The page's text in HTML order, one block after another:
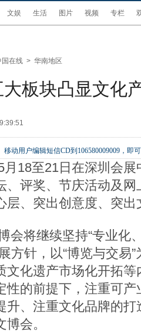
文娱 生活 图片 视频 专栏
国在线 > 华南地区
板块凸显文化
移动用户编辑短信CD到106580009009，即
18至21日在深圳会
、评奖、节庆活动及
层、突出创意度、突
会将继续坚持“专业化
方针，以“博览与交易
文化遗产市场化开拓
性的前提下，注重可
升、注重文化品牌的
会。